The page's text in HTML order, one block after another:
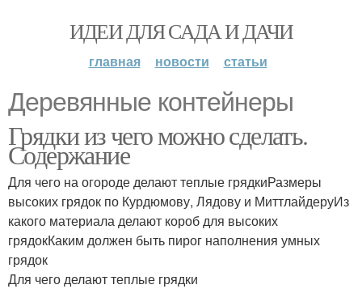
ИДЕИ ДЛЯ САДА И ДАЧИ
главная новости статьи
Деревянные контейнеры
Грядки из чего можно сделать.
Содержание
Для чего на огороде делают теплые грядкиРазмеры
высоких грядок по Курдюмову, Лядову и МиттлайдеруИз
какого материала делают короб для высоких
грядокКаким должен быть пирог наполнения умных
грядок
Для чего делают теплые грядки